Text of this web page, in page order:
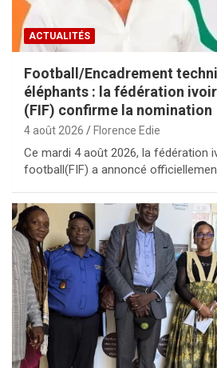
ACTUALITÉS
Football/Encadrement
éléphants : la fédération
(FIF) confirme la nomination
4 août 2026 Florence Edie
Ce mardi 4 août 2026, la fédération
football(FIF) a annoncé